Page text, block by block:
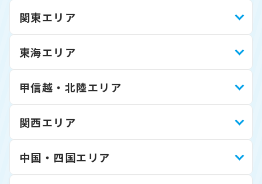
関東エリア
東海エリア
甲信越・北陸エリア
関西エリア
中国・四国エリア